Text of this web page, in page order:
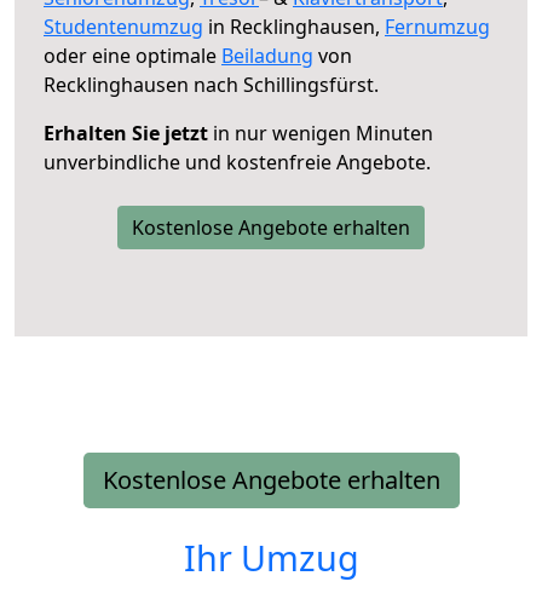
Studentenumzug in Recklinghausen, Fernumzug
oder eine optimale Beiladung von
Recklinghausen nach Schillingsfürst.
Erhalten Sie jetzt in nur wenigen Minuten
unverbindliche und kostenfreie Angebote.
Kostenlose Angebote erhalten
Kostenlose Angebote erhalten
Ihr Umzug